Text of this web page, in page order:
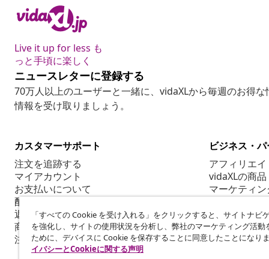
Live it up for less も
っと手頃に楽しく
ニュースレターに登録する
70万人以上のユーザーと一緒に、vidaXLから毎週のお得
情報を受け取りましょう。
カスタマーサポート
注文を追跡する
マイアカウント
お支払いについて
配送について
返品について
商品情報
注文について
ビジネス・
アフィリエ
vidaXLの商品
マーケティ
「すべての Cookie を受け入れる」をクリックすると、サイトナビ
を強化し、サイトの使用状況を分析し、弊社のマーケティング活動
ために、デバイスに Cookie を保存することに同意したことになりま
イバシーとCookieに関する声明